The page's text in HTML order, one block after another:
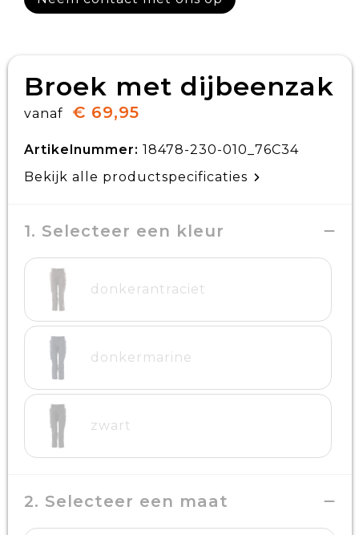
Broek met dijbeenzak
vanaf € 69,95
Artikelnummer: 18478-230-010_76C34
Bekijk alle productspecificaties
1. Selecteer een kleur
donkerantraciet
donkermarine
zwart
2. Selecteer een maat